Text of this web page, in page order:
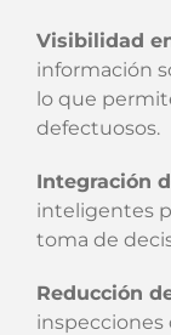
Visibilidad
información
lo que
defectuosos.
Integración
inteligentes
toma de
Reducción
inspecciones